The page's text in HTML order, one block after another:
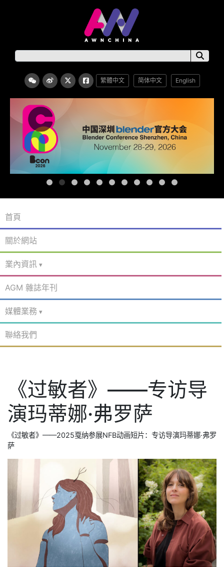
繁體中文 简体中文 English
首頁
關於網站
業內資訊
AGM 雜誌年刊
媒體業務
聯絡我們
《过敏者》——专访导
演玛蒂娜·弗罗萨
《过敏者》——2025戛纳参展NFB动画短片：专访导演玛蒂娜·弗罗
萨